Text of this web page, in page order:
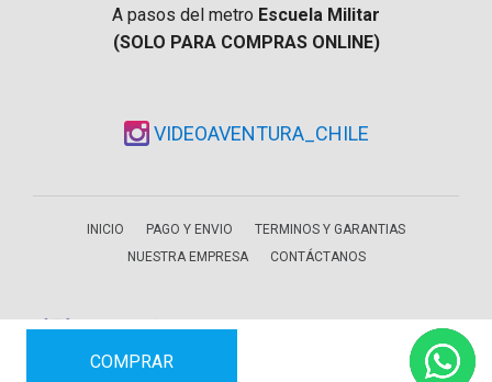
COMPRAR
A pasos del metro Escuela Militar
(SOLO PARA COMPRAS ONLINE)
VIDEOAVENTURA_CHILE
INICIO PAGO Y ENVIO
TERMINOS Y GARANTIAS
NUESTRA EMPRESA
CONTÁCTANOS